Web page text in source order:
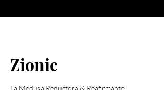
Zionic